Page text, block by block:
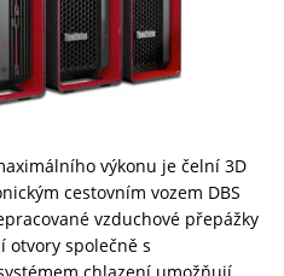
výkonu je čelní 3D
cestovním vozem DBS
vzduchové přepážky
otvory společně s
chlazení umožňují